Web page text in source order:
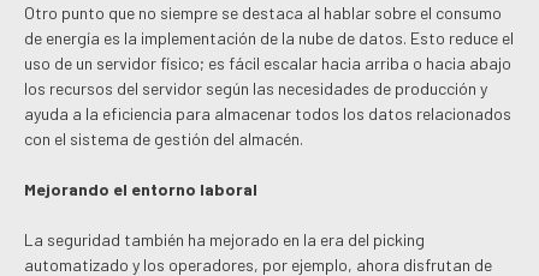
Otro punto que no siempre se destaca al hablar sobre el consumo
de energía es la implementación de la nube de datos. Esto reduce el
uso de un servidor físico; es fácil escalar hacia arriba o hacia abajo
los recursos del servidor según las necesidades de producción y
ayuda a la eficiencia para almacenar todos los datos relacionados
con el sistema de gestión del almacén.
Mejorando el entorno laboral
La seguridad también ha mejorado en la era del picking
automatizado y los operadores, por ejemplo, ahora disfrutan de